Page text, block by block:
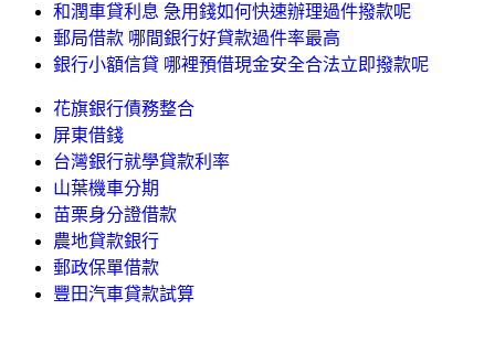
和潤車貸利息 急用錢如何快速辦理過件撥款呢
郵局借款 哪間銀行好貸款過件率最高
銀行小額信貸 哪裡預借現金安全合法立即撥款呢
花旗銀行債務整合
屏東借錢
台灣銀行就學貸款利率
山葉機車分期
苗栗身分證借款
農地貸款銀行
郵政保單借款
豐田汽車貸款試算